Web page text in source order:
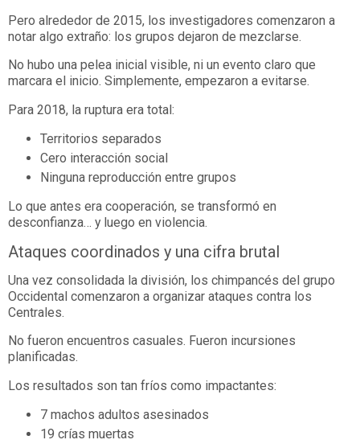
Pero alrededor de 2015, los investigadores comenzaron a
notar algo extraño: los grupos dejaron de mezclarse.
No hubo una pelea inicial visible, ni un evento claro que
marcara el inicio. Simplemente, empezaron a evitarse.
Para 2018, la ruptura era total:
Territorios separados
Cero interacción social
Ninguna reproducción entre grupos
Lo que antes era cooperación, se transformó en
desconfianza… y luego en violencia.
Ataques coordinados y una cifra brutal
Una vez consolidada la división, los chimpancés del grupo
Occidental comenzaron a organizar ataques contra los
Centrales.
No fueron encuentros casuales. Fueron incursiones
planificadas.
Los resultados son tan fríos como impactantes:
7 machos adultos asesinados
19 crías muertas